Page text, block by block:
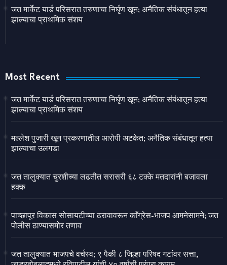
जत मार्केट यार्ड परिसरात तरुणाचा निर्घृण खून; अनैतिक संबंधातून हत्या
झाल्याचा प्राथमिक संशय
Most Recent
जत मार्केट यार्ड परिसरात तरुणाचा निर्घृण खून; अनैतिक संबंधातून हत्या
झाल्याचा प्राथमिक संशय
मल्लेश पुजारी खून प्रकरणातील आरोपी अटकेत; अनैतिक संबंधातून हत्या
झाल्याचा उलगडा
जत तालुक्यात चुरशीच्या लढतीत सरासरी ६८ टक्के मतदारांनी बजावला
हक्क
पाच्छापूर विकास सोसायटीच्या ठरावावरून काँग्रेस-भाजप आमनेसामने; जत
पोलीस ठाण्यासमोर तणाव
जत तालुक्यात भाजपचे वर्चस्व; ९ पैकी ८ जिल्हा परिषद गटांवर सत्ता,